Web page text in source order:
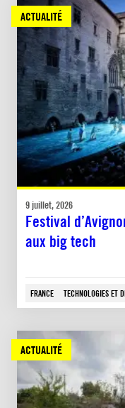
ACTUALITÉ
9 juillet, 2026
Festival
aux big tech
FRANCE TECHNOLOGIES ET
ACTUALITÉ